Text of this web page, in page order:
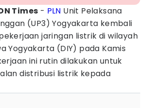
Times - PLN Unit Pelaksana
(UP3) Yogyakarta kembali
jaringan listrik di wilayah
Yogyakarta (DIY) pada Kamis
ini rutin dilakukan untuk
distribusi listrik kepada